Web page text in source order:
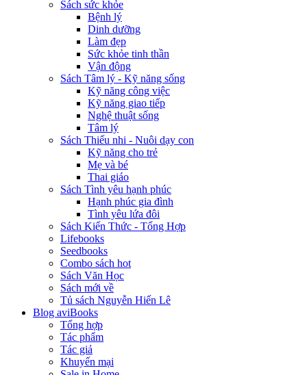
Sách sức khỏe
Bệnh lý
Dinh dưỡng
Làm đẹp
Sức khỏe tinh thần
Vận động
Sách Tâm lý - Kỹ năng sống
Kỹ năng công việc
Kỹ năng giao tiếp
Nghệ thuật sống
Tâm lý
Sách Thiếu nhi - Nuôi dạy con
Kỹ năng cho trẻ
Mẹ và bé
Thai giáo
Sách Tình yêu hạnh phúc
Hạnh phúc gia đình
Tình yêu lứa đôi
Sách Kiến Thức - Tổng Hợp
Lifebooks
Seedbooks
Combo sách hot
Sách Văn Học
Sách mới về
Tủ sách Nguyễn Hiến Lê
Blog aviBooks
Tổng hợp
Tác phẩm
Tác giả
Khuyến mại